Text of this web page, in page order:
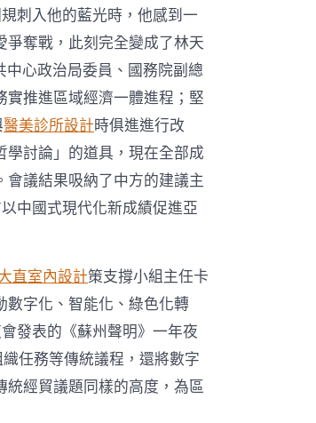
刺入他的藍光時，他感到一
奪戰，此刻完全變成了林天
中心政治局委員、國務院副總
推進區域經濟一體進程；堅
醫美診所設計時俱進進行改
討論」的道具，現在全部成
議結果吸納了中方的建議主
中國式現代化新成績促進亞
直室內設計策支撐小組主任卡
字化、智能化、綠色化轉
發表的《蘇州聲明》一年夜
任務等傳統議程，還將數字
統經貿議題同樣的高度，為區